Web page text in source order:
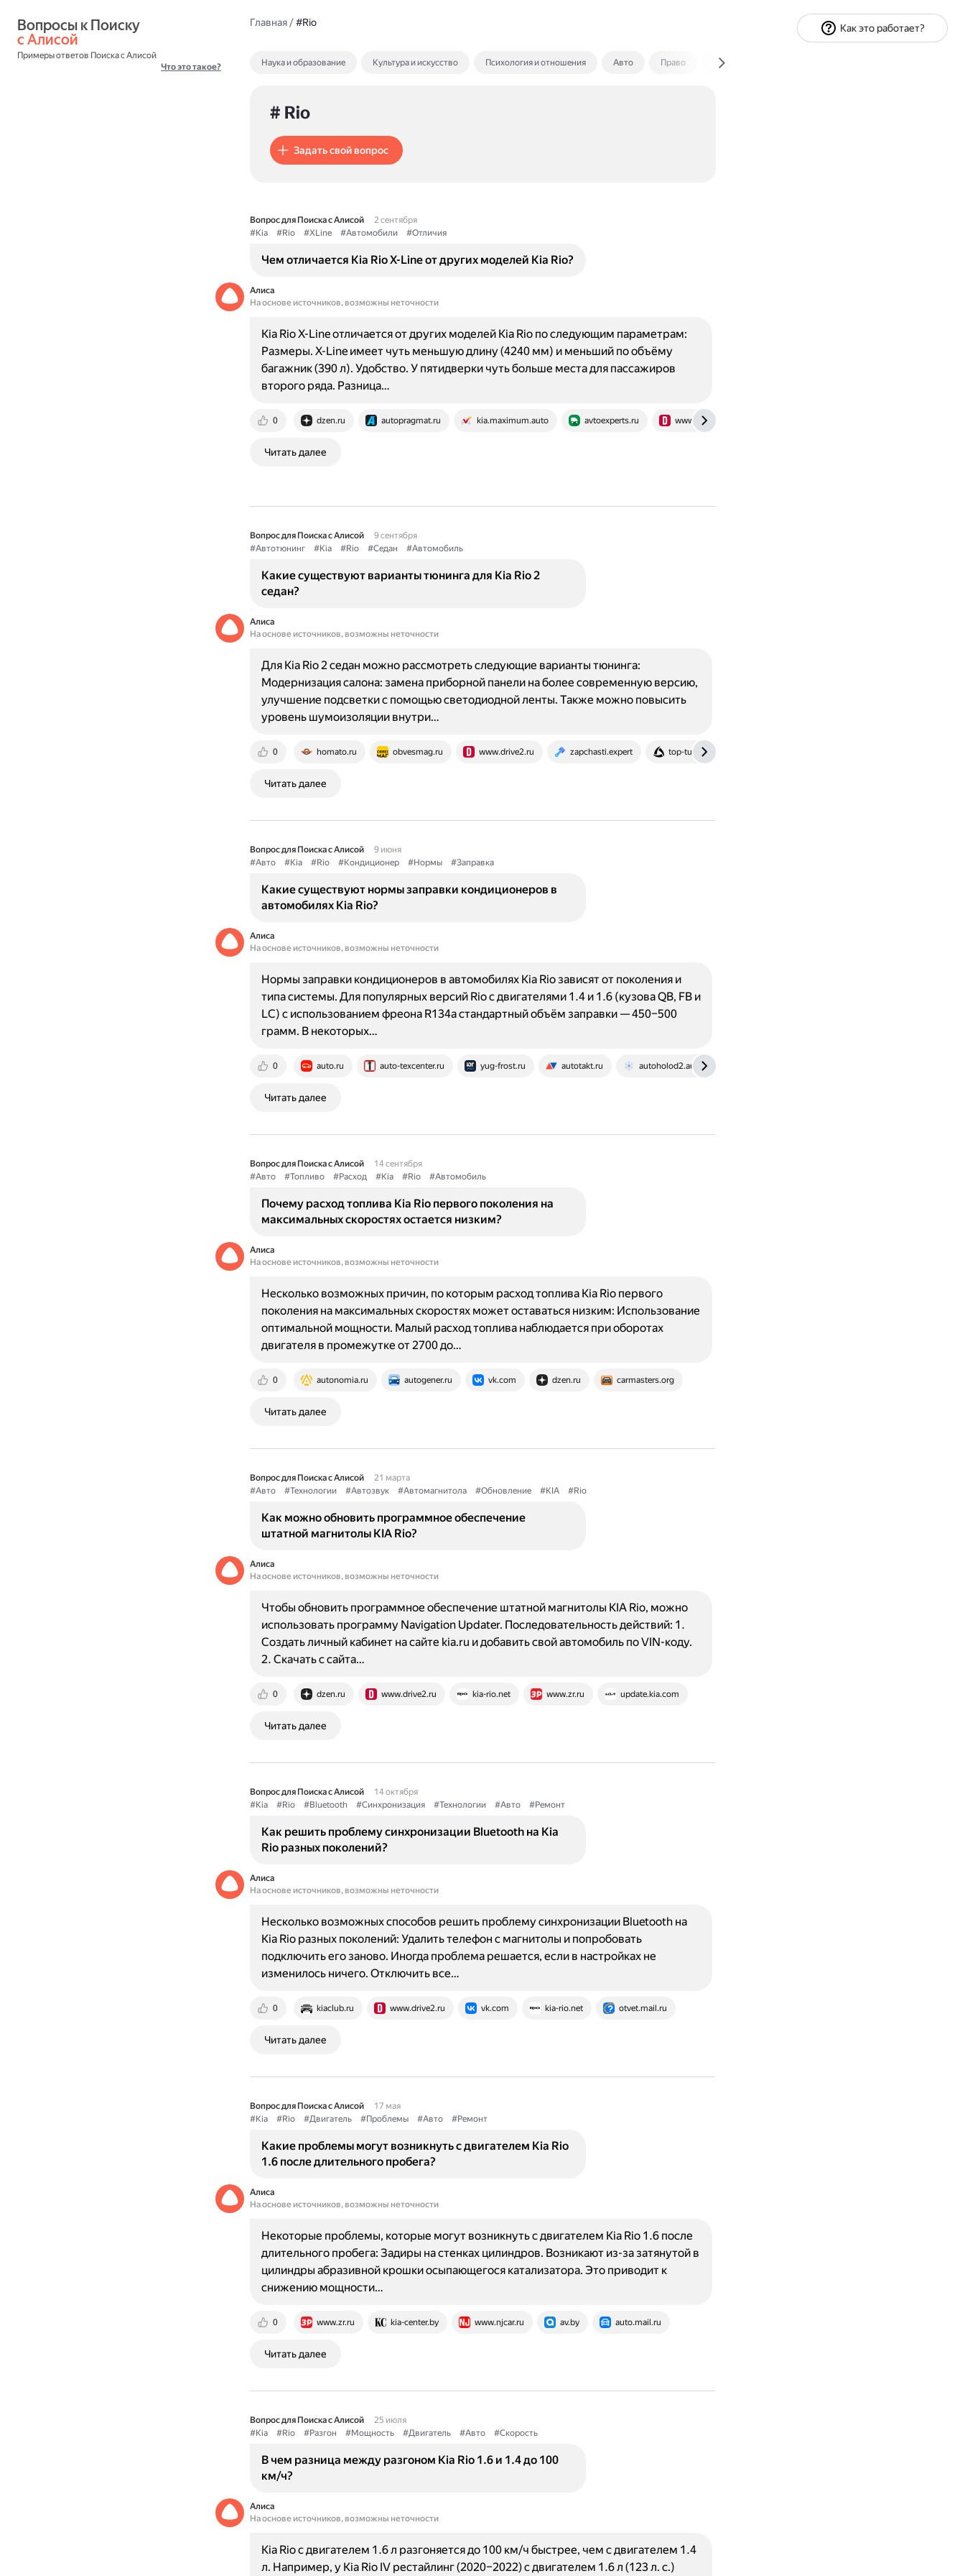
с Алисой
Примеры ответов Поиска с Алисой
Что это такое?
Главная/#Rio
Наука и образование Культура и искусство Психология и отношения Авто Право Экономика и финансы
# Rio
Задать свой вопрос
Вопрос для Поиска с Алисой
2 сентября
#Kia
#Rio #XLine #Автомобили #Отличия
Чем отличается Kia Rio X-Line от других моделей Kia Rio?
Алиса
На основе источников, возможны неточности
0 dzen.ru autopragmat.ru kia.maximum.auto avtoexperts.ru www.drive.ru
Kia Rio X-Line отличается от других моделей Kia Rio по следующим параметрам:
Размеры. X-Line имеет чуть меньшую длину (4240 мм) и меньший по объёму
багажник (390 л). Удобство. У пятидверки чуть больше места для пассажиров
второго ряда. Разница…
Читать далее
Вопрос для Поиска с Алисой
9 сентября
#Автотюнинг
#Kia #Rio #Седан #Автомобиль
Какие существуют варианты тюнинга для Kia Rio 2
седан?
Алиса
На основе источников, возможны неточности
0 homato.ru obvesmag.ru www.drive2.ru zapchasti.expert top-tuning.ru
Для Kia Rio 2 седан можно рассмотреть следующие варианты тюнинга:
Модернизация салона: замена приборной панели на более современную версию,
улучшение подсветки с помощью светодиодной ленты. Также можно повысить
уровень шумоизоляции внутри…
Читать далее
Вопрос для Поиска с Алисой
9 июня
#Авто
#Kia #Rio #Кондиционер #Нормы #Заправка
Какие существуют нормы заправки кондиционеров в
автомобилях Kia Rio?
Алиса
На основе источников, возможны неточности
0 auto.ru auto-texcenter.ru yug-frost.ru autotakt.ru autoholod2.autoholod.by
Нормы заправки кондиционеров в автомобилях Kia Rio зависят от поколения и
типа системы. Для популярных версий Rio с двигателями 1.4 и 1.6 (кузова QB, FB и
LC) с использованием фреона R134a стандартный объём заправки — 450–500
грамм. В некоторых…
Читать далее
Вопрос для Поиска с Алисой
14 сентября
#Авто
#Топливо #Расход #Kia #Rio #Автомобиль
Почему расход топлива Kia Rio первого поколения на
максимальных скоростях остается низким?
Алиса
На основе источников, возможны неточности
0 autonomia.ru autogener.ru vk.com dzen.ru carmasters.org
Несколько возможных причин, по которым расход топлива Kia Rio первого
поколения на максимальных скоростях может оставаться низким: Использование
оптимальной мощности. Малый расход топлива наблюдается при оборотах
двигателя в промежутке от 2700 до…
Читать далее
Вопрос для Поиска с Алисой
21 марта
#Авто
#Технологии #Автозвук #Автомагнитола #Обновление #KIA #Rio
Как можно обновить программное обеспечение
штатной магнитолы KIA Rio?
Алиса
На основе источников, возможны неточности
0 dzen.ru www.drive2.ru kia-rio.net www.zr.ru update.kia.com
Чтобы обновить программное обеспечение штатной магнитолы KIA Rio, можно
использовать программу Navigation Updater. Последовательность действий: 1.
Создать личный кабинет на сайте kia.ru и добавить свой автомобиль по VIN-коду.
2. Скачать с сайта…
Читать далее
Вопрос для Поиска с Алисой
14 октября
#Kia
#Rio #Bluetooth #Синхронизация #Технологии #Авто #Ремонт
Как решить проблему синхронизации Bluetooth на Kia
Rio разных поколений?
Алиса
На основе источников, возможны неточности
0 kiaclub.ru www.drive2.ru vk.com kia-rio.net otvet.mail.ru
Несколько возможных способов решить проблему синхронизации Bluetooth на
Kia Rio разных поколений: Удалить телефон с магнитолы и попробовать
подключить его заново. Иногда проблема решается, если в настройках не
изменилось ничего. Отключить все…
Читать далее
Вопрос для Поиска с Алисой
17 мая
#Kia
#Rio #Двигатель #Проблемы #Авто #Ремонт
Какие проблемы могут возникнуть с двигателем Kia Rio
1.6 после длительного пробега?
Алиса
На основе источников, возможны неточности
0 www.zr.ru kia-center.by www.njcar.ru av.by auto.mail.ru
Некоторые проблемы, которые могут возникнуть с двигателем Kia Rio 1.6 после
длительного пробега: Задиры на стенках цилиндров. Возникают из-за затянутой в
цилиндры абразивной крошки осыпающегося катализатора. Это приводит к
снижению мощности…
Читать далее
Вопрос для Поиска с Алисой
25 июля
#Kia
#Rio #Разгон #Мощность #Двигатель #Авто #Скорость
В чем разница между разгоном Kia Rio 1.6 и 1.4 до 100
км/ч?
Алиса
На основе источников, возможны неточности
Kia Rio с двигателем 1.6 л разгоняется до 100 км/ч быстрее, чем с двигателем 1.4
л. Например, у Kia Rio IV рестайлинг (2020–2022) с двигателем 1.6 л (123 л. с.)
Как это работает?